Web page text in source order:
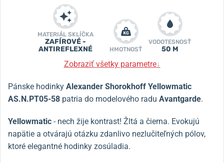
MATERIÁL SKLÍČKA
ZAFÍROVÉ -
ANTIREFLEXNÉ
HMOTNOSŤ
VODOTESNOSŤ
50 M
Zobraziť všetky parametre↓
Pánske hodinky Alexander Shorokhoff Yellowmatic
AS.N.PT05-58 patria do modelového radu Avantgarde.
Yellowmatic - nech žije kontrast! Žltá a čierna. Evokujú
napätie a otvárajú otázku zdanlivo nezlučiteľných pólov,
ktoré elegantné hodinky zosúladia.